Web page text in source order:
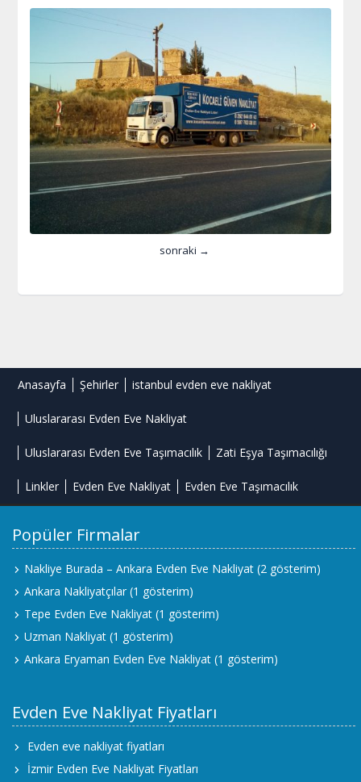
sonraki →
Anasayfa Şehirler istanbul evden eve nakliyat
Uluslararası Evden Eve Nakliyat
Uluslararası Evden Eve Taşımacılık Zati Eşya Taşımacılığı
Linkler Evden Eve Nakliyat Evden Eve Taşımacılık
Popüler Firmalar
Nakliye Burada – Ankara Evden Eve Nakliyat (2 gösterim)
Ankara Nakliyatçılar (1 gösterim)
Tepe Evden Eve Nakliyat (1 gösterim)
Uzman Nakliyat (1 gösterim)
Ankara Eryaman Evden Eve Nakliyat (1 gösterim)
Evden Eve Nakliyat Fiyatları
Evden eve nakliyat fiyatları
İzmir Evden Eve Nakliyat Fiyatları